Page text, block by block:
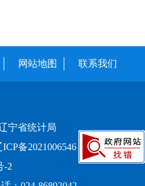
网站地图 联系我们
宁省统计局
备2021006546
-2